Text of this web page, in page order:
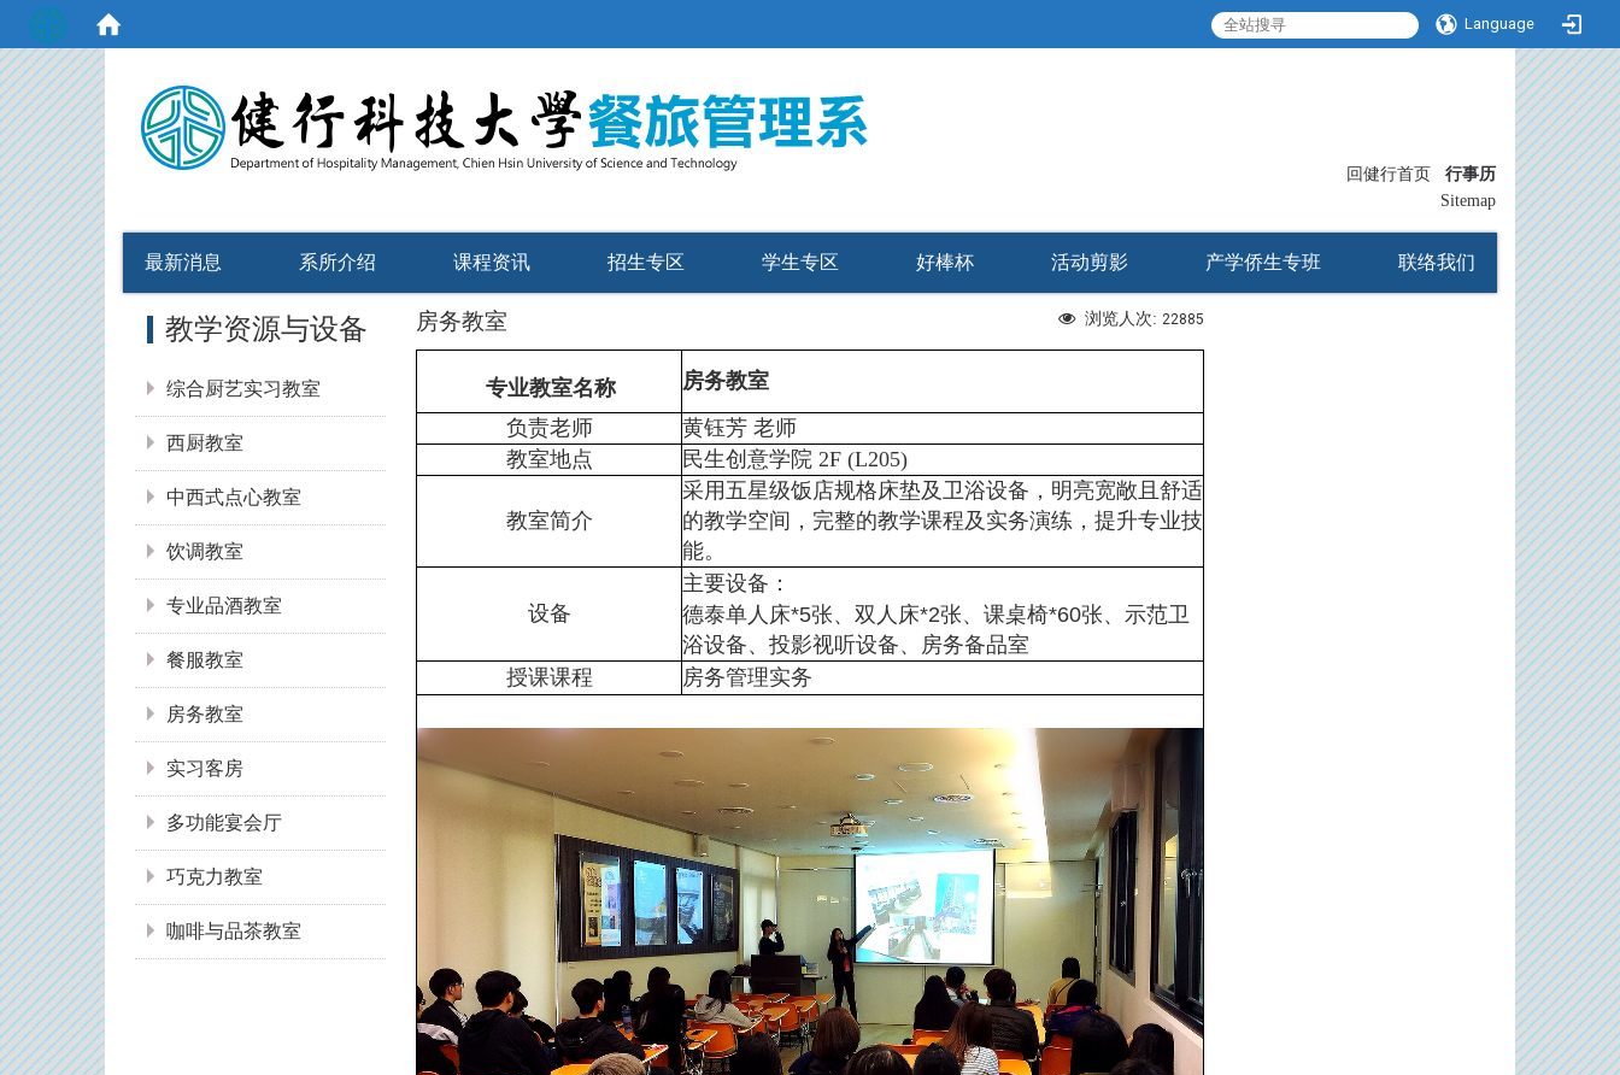
Language
回健行首页
行事历
Sitemap
最新消息 系所介绍 课程资讯 招生专区 学生专区 好棒杯 活动剪影 产学侨生专班 联络我们
教学资源与设备
综合厨艺实习教室
西厨教室
中西式点心教室
饮调教室
专业品酒教室
餐服教室
房务教室
实习客房
多功能宴会厅
巧克力教室
咖啡与品茶教室
浏览人次: 22885
房务教室
专业教室名称
房务教室
负责老师
黄钰芳 老师
教室地点
民生创意学院 2F (L205)
教室简介
采用五星级饭店规格床垫及卫浴设备，明亮宽敞且舒适
的教学空间，完整的教学课程及实务演练，提升专业技
能。
设备
主要设备：
德泰单人床*5张、双人床*2张、课桌椅*60张、示范卫
浴设备、投影视听设备、房务备品室
授课课程
房务管理实务